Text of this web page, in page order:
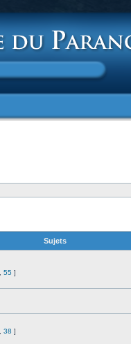
Sujets
55 ]
38 ]